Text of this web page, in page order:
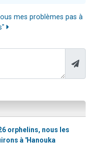
mes problèmes pas à
orphelins, nous les
à 'Hanouka